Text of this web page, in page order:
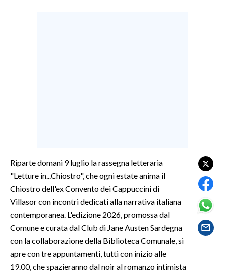
SPETTACOLI
GOSSIP
SALUTE
SARDEGNA TURISMO
SARDI NEL MONDO
Riparte domani 9 luglio la rassegna letteraria
"Letture in...Chiostro", che ogni estate anima il
Chiostro dell'ex Convento dei Cappuccini di
Villasor con incontri dedicati alla narrativa italiana
contemporanea. L'edizione 2026, promossa dal
Comune e curata dal Club di Jane Austen Sardegna
con la collaborazione della Biblioteca Comunale, si
apre con tre appuntamenti, tutti con inizio alle
19.00, che spazieranno dal noir al romanzo intimista